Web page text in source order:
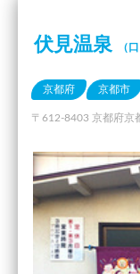
伏見温泉 （
京都府 京都市
〒612-8403 京都府京